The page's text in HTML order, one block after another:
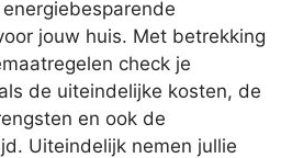
jouw huis. Met betrekking
check je
de uiteindelijke kosten, de
en ook de
Uiteindelijk nemen jullie